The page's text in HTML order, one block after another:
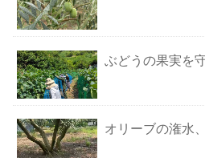
ぶどうの果実を
オリーブの潅水